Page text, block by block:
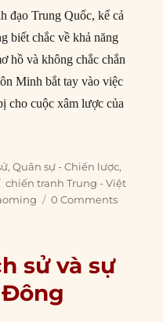
đạo Trung Quốc, kể cả
biết chắc về khả năng
hồ và không chắc chắn
Minh bắt tay vào việc
cho cuộc xâm lược của
tranh Việt-Trung: TQ vạch
,Quân sự - Chiến lược,
Tags
chiến tranh Trung - Việt
0 Comments
sử và sự